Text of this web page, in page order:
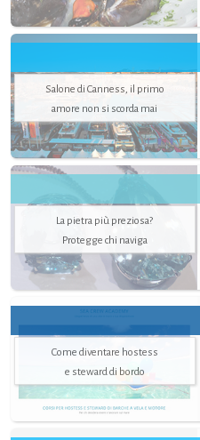
Salone di Canness, il primo
amore non si scorda mai
La pietra più preziosa?
Protegge chi naviga
Come diventare hostess
e steward di bordo